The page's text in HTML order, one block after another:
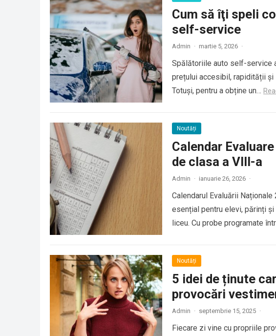
Cum să îţi speli
self-service
Admin · martie 5, 2026 ·
Spălătoriile auto self-service
prețului accesibil, rapidității și
Totuși, pentru a obține un…
Noutăți
Calendar
de clasa a VIII-a
Admin · ianuarie 26, 2026 ·
Calendarul Evaluării
esențial pentru elevi, părinți
liceu. Cu probe programate
Noutăți
5 idei de ținute
provocări
Admin · septembrie 15, 2025 ·
Fiecare zi vine cu propriile